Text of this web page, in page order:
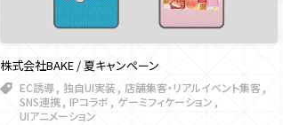
株式会社BAKE / 夏キャンペーン
EC誘導 独自UI実装
店舗集客・リアルイベント集客
SNS連携 IPコラボ
ゲーミフィケーション
UIアニメーション